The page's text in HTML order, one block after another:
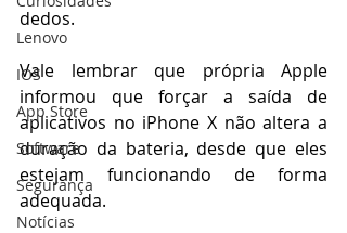
Lenovo
IOS
App Store
Software
Segurança
Notícias
dedos.
Vale lembrar que própria Apple
informou que forçar a saída de
aplicativos no iPhone X não altera a
duração da bateria, desde que eles
estejam funcionando de forma
adequada.